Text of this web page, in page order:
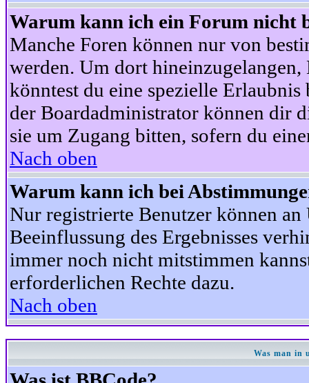
Warum kann ich ein Forum nicht
Manche Foren können nur von
werden. Um dort hineinzugelangen,
könntest du eine spezielle
der Boardadministrator können dir
sie um Zugang bitten, sofern du
Nach oben
Warum kann ich bei
Nur registrierte Benutzer können
Beeinflussung des Ergebnisses
immer noch nicht mitstimmen
erforderlichen Rechte dazu.
Nach oben
Was man in